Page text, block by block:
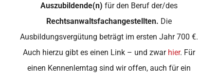
Auszubildende(n) für den Beruf der/des
Rechtsanwaltsfachangestellten. Die
Ausbildungsvergütung beträgt im ersten Jahr 700 €.
Auch hierzu gibt es einen Link – und zwar hier. Für
einen Kennenlerntag sind wir offen, auch für ein